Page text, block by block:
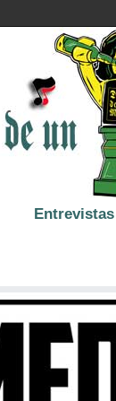
Entrevistas